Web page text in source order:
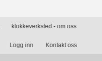
klokkeverksted - om oss
Logg inn Kontakt oss